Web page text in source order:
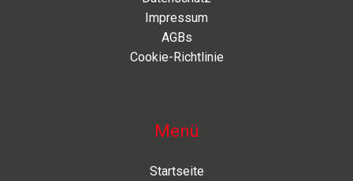
Impressum
AGBs
Cookie-Richtlinie
Menü
Startseite